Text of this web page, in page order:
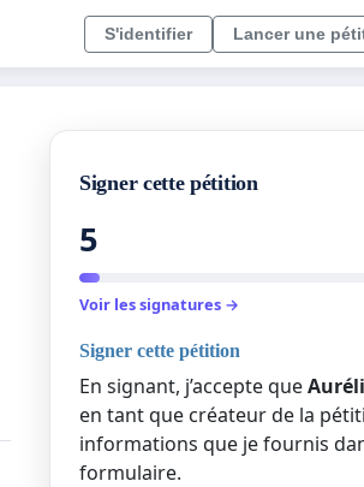
S'identifier Lancer une
Signer cette pétition
5
Voir les signatures →
Signer cette pétition
En signant, j’accepte que
en tant que créateur de la
informations que je fournis
formulaire.